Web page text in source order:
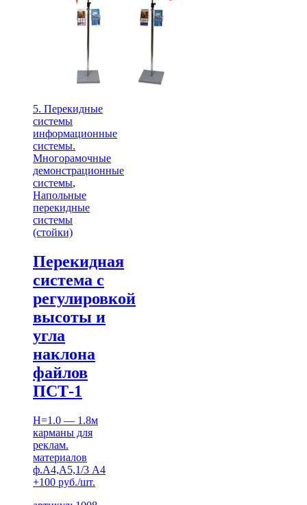
5. Перекидные
системы
информационные
системы.
Многорамочные
демонстрационные
системы,
Напольные
перекидные
системы
(стойки)
Перекидная
система с
регулировкой
высоты и
угла
наклона
файлов
ПСТ-1
H=1.0 — 1.8м
карманы для
реклам.
материалов
ф.А4,А5,1/3 А4
+100 руб./шт.